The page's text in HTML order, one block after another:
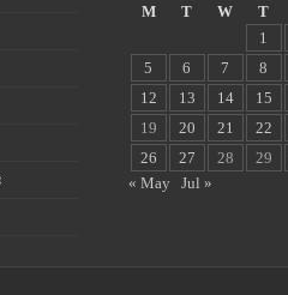
M
T W T
1
5
6 7 8
12
13 14 15
19
20 21 22
26
27 28 29
« May
Jul »